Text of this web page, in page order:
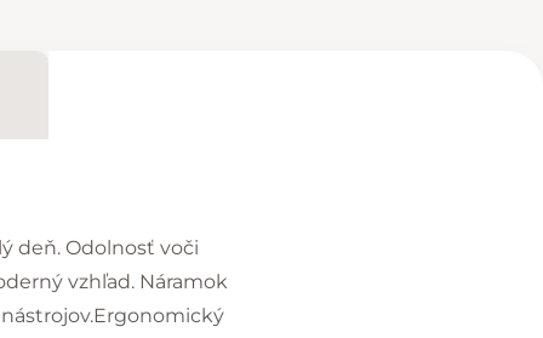
deň. Odolnosť voči
vzhľad. Náramok